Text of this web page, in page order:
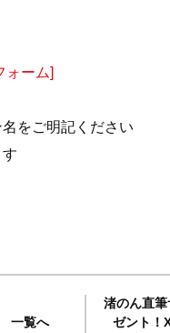
ォーム]
をご明記ください
渚のん直
ゼント！
一覧へ